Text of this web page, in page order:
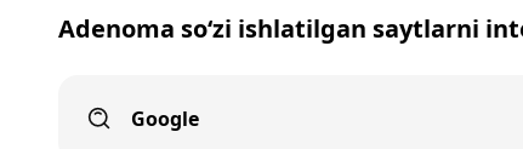
Adenoma so‘zi ishlatilgan saytlarni
Google